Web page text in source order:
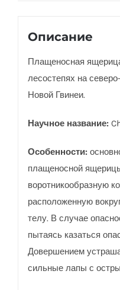
Описание
Плащеносная
лесостепях на
Новой Гвинеи.
Научное название:
Особенности:
плащеносной
воротникообразную
расположенную
телу. В случае
пытаясь казаться
Довершением
сильные лапы с